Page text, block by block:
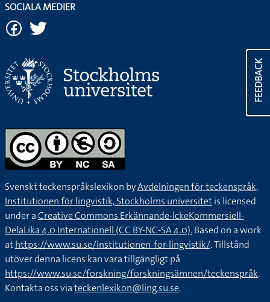
FEEDBACK
SOCIALA MEDIER
Svenskt teckenspråkslexikon byAvdelningen för teckenspråk,
Institutionen för lingvistik, Stockholms universitetis licensed
under aCreative Commons Erkännande-IckeKommersiell-
DelaLika 4.0 Internationell (CC BY-NC-SA 4.0).Based on a work
athttps://www.su.se/institutionen-for-lingvistik/. Tillstånd
utöver denna licens kan vara tillgängligt på
https://www.su.se/forskning/forskningsämnen/teckenspråk.
Kontakta oss viateckenlexikon@ling.su.se.